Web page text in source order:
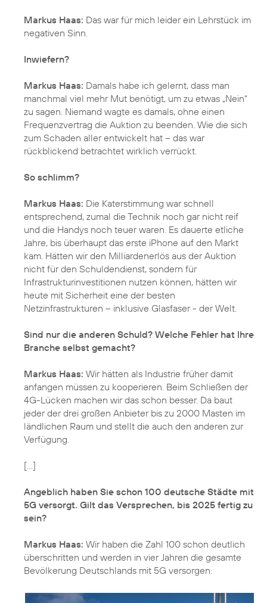
Markus Haas: Das war für mich leider ein Lehrstück im
negativen Sinn.
Inwiefern?
Markus Haas: Damals habe ich gelernt, dass man
manchmal viel mehr Mut benötigt, um zu etwas „Nein“
zu sagen. Niemand wagte es damals, ohne einen
Frequenzvertrag die Auktion zu beenden. Wie die sich
zum Schaden aller entwickelt hat – das war
rückblickend betrachtet wirklich verrückt.
So schlimm?
Markus Haas: Die Katerstimmung war schnell
entsprechend, zumal die Technik noch gar nicht reif
und die Handys noch teuer waren. Es dauerte etliche
Jahre, bis überhaupt das erste iPhone auf den Markt
kam. Hätten wir den Milliardenerlös aus der Auktion
nicht für den Schuldendienst, sondern für
Infrastrukturinvestitionen nutzen können, hätten wir
heute mit Sicherheit eine der besten
Netzinfrastrukturen – inklusive Glasfaser - der Welt.
Sind nur die anderen Schuld? Welche Fehler hat Ihre
Branche selbst gemacht?
Markus Haas: Wir hätten als Industrie früher damit
anfangen müssen zu kooperieren. Beim Schließen der
4G-Lücken machen wir das schon besser. Da baut
jeder der drei großen Anbieter bis zu 2000 Masten im
ländlichen Raum und stellt die auch den anderen zur
Verfügung.
[...]
Angeblich haben Sie schon 100 deutsche Städte mit
5G versorgt. Gilt das Versprechen, bis 2025 fertig zu
sein?
Markus Haas: Wir haben die Zahl 100 schon deutlich
überschritten und werden in vier Jahren die gesamte
Bevölkerung Deutschlands mit 5G versorgen.